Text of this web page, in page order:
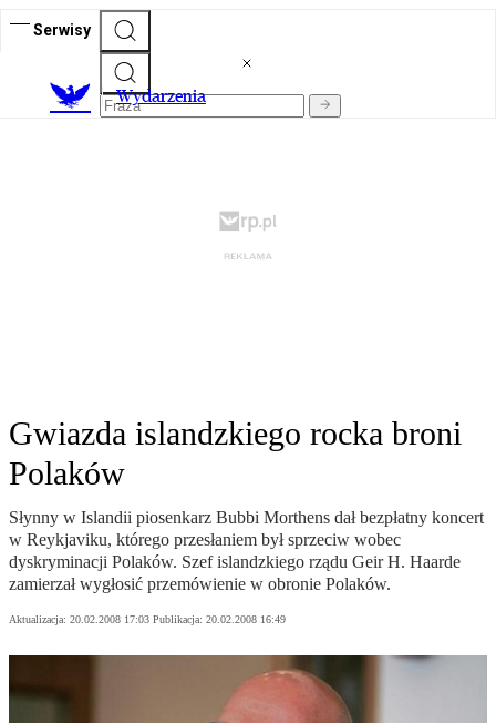
Serwisy
Wydarzenia
Gwiazda islandzkiego rocka broni
Polaków
Słynny w Islandii piosenkarz Bubbi Morthens dał bezpłatny koncert
w Reykjaviku, którego przesłaniem był sprzeciw wobec
dyskryminacji Polaków. Szef islandzkiego rządu Geir H. Haarde
zamierzał wygłosić przemówienie w obronie Polaków.
Aktualizacja: 20.02.2008 17:03 Publikacja: 20.02.2008 16:49